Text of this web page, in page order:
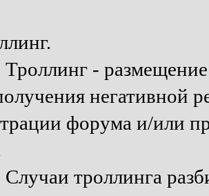
-
негативной
форума и/или
троллинга